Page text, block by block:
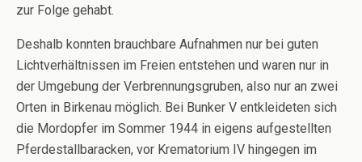
zur Folge gehabt.
Deshalb konnten brauchbare Aufnahmen nur bei guten
Lichtverhältnissen im Freien entstehen und waren nur in
der Umgebung der Verbrennungsgruben, also nur an zwei
Orten in Birkenau möglich. Bei Bunker V entkleideten sich
die Mordopfer im Sommer 1944 in eigens aufgestellten
Pferdestallbaracken, vor Krematorium IV hingegen im